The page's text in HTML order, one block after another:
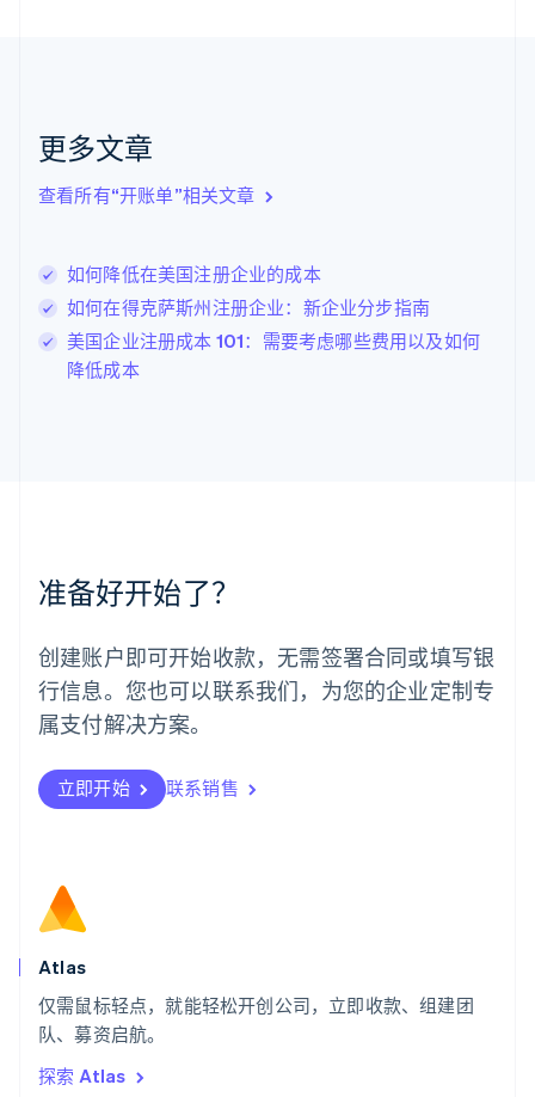
更多文章
查看所有“开账单”相关文章
如何降低在美国注册企业的成本
如何在得克萨斯州注册企业：新企业分步指南
美国企业注册成本 101：需要考虑哪些费用以及如何
降低成本
准备好开始了？
创建账户即可开始收款，无需签署合同或填写银
行信息。您也可以联系我们，为您的企业定制专
属支付解决方案。
立即开始 联系销售
Atlas
仅需鼠标轻点，就能轻松开创公司，立即收款、组建团
队、募资启航。
探索 Atlas
English Italiano
拉脱维亚
立陶宛
DeutschEnglish
卢森堡
Français DeutschEnglish
罗马尼亚
English
挪威
葡萄牙
Português English
日本
日本語English
瑞典
瑞士
DeutschFrançais
English
斯洛文尼亚
泰国
ไทยEnglish
希腊
English
西班牙